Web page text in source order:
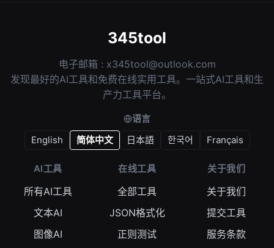
345tool
电子邮箱 : x345tool@outlook.com
发现最好的AI工具和免费在线实用工具。一站式AI工具和生
产力工具平台。
语言
English
简体中文 日本語 한국어 Français
AI工具
所有AI工具
文本AI
图像AI
在线工具
全部工具
JSON格式化
正则测试
关于我们
关于我们
提交工具
服务条款